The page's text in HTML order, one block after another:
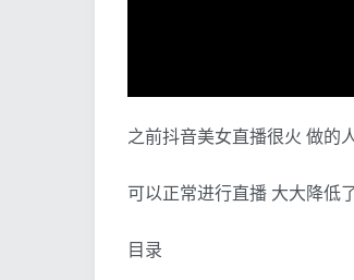
之前抖音美女直播很火 做的
可以正常进行直播 大大降低
目录